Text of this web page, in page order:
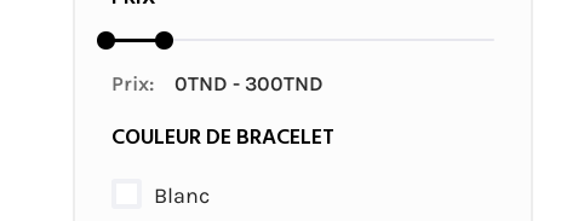
Prix:
COULEUR DE BRACELET
Blanc